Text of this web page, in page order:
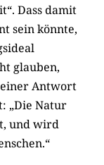
Dass damit
sein könnte,
glauben,
Antwort
„Die Natur
und wird